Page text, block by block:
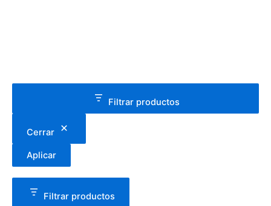
Filtrar productos
Cerrar
Aplicar
Filtrar productos